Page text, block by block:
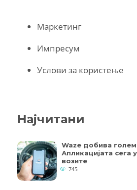
Маркетинг
Импресум
Услови за користење
Најчитани
Waze добива
Апликацијата сега
возите
745